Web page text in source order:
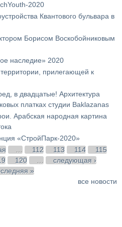
2020
Квантового бульвара в
Борисом Воскобойниковым
наследие» 2020
прилегающей к
в двадцатые! Архитектура
платках студии Baklazanas
Арабская народная картина
«СтройПарк-2020»
112 113 114
115
120
следующая ›
»
все новости